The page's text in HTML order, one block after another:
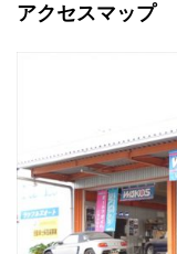
アクセスマップ